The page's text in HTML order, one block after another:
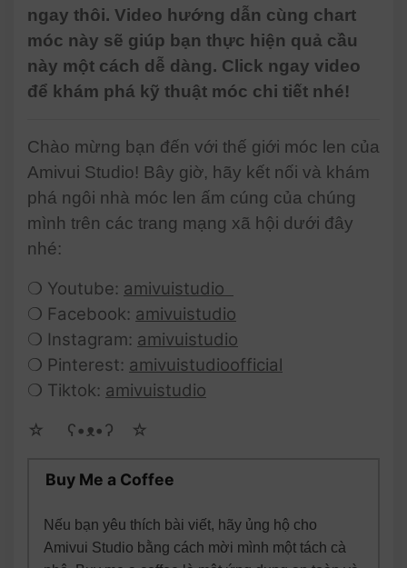
ngay thôi. Video hướng dẫn cùng chart
móc này sẽ giúp bạn thực hiện quả cầu
này một cách dễ dàng. Click ngay video
để khám phá kỹ thuật móc chi tiết nhé!
Chào mừng bạn đến với thế giới móc len của
Amivui Studio! Bây giờ, hãy kết nối và khám
phá ngôi nhà móc len ấm cúng của chúng
mình trên các trang mạng xã hội dưới đây
nhé:
❍ Youtube: amivuistudio
❍ Facebook: amivuistudio
❍ Instagram: amivuistudio
❍ Pinterest: amivuistudioofficial
❍ Tiktok: amivuistudio
☆ゝ ʕ•ᴥ•ʔゝ☆
Buy Me a Coffee
Nếu bạn yêu thích bài viết, hãy ủng hộ cho
Amivui Studio bằng cách mời mình một tách cà